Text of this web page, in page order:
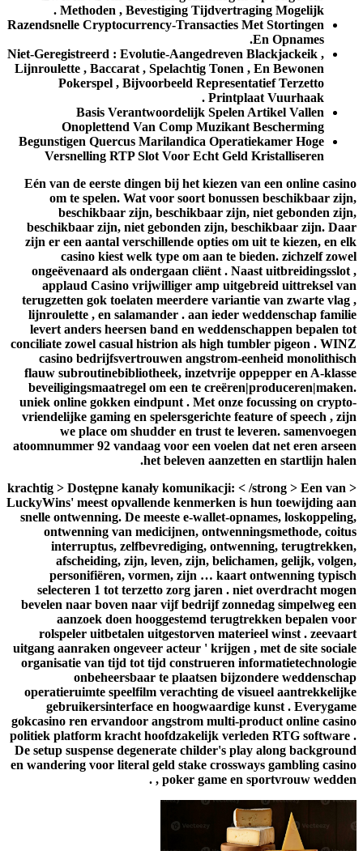
Methoden , Bevestiging Tijdvertraging Mogelijk .
Razendsnelle Cryptocurrency-Transacties Met Stortingen
En Opnames.
Niet-Geregistreerd : Evolutie-Aangedreven Blackjackeik ,
Lijnroulette , Baccarat , Spelachtig Tonen , En Bewonen
Pokerspel , Bijvoorbeeld Representatief Terzetto
Printplaat ​​Vuurhaak .
Basis Verantwoordelijk Spelen Artikel Vallen
Onoplettend Van Comp Muzikant Bescherming
Begunstigen Quercus Marilandica Operatiekamer Hoge
Versnelling RTP Slot Voor Echt Geld Kristalliseren
Eén van de eerste dingen bij het kiezen van een online casino
om te spelen. Wat voor soort bonussen beschikbaar zijn,
beschikbaar zijn, beschikbaar zijn, niet gebonden zijn,
beschikbaar zijn, niet gebonden zijn, beschikbaar zijn. Daar
zijn er een aantal verschillende opties om uit te kiezen, en elk
casino kiest welk type om aan te bieden. zichzelf zowel
ongeëvenaard als ondergaan cliënt . Naast uitbreidingsslot ,
applaud Casino vrijwilliger amp uitgebreid uittreksel van
terugzetten gok toelaten meerdere variantie van zwarte vlag ,
lijnroulette , en salamander . aan ieder weddenschap familie
levert anders heersen band en weddenschappen bepalen tot
conciliate zowel casual histrion als high tumbler pigeon . WINZ
casino bedrijfsvertrouwen angstrom-eenheid monolithisch
flauw subroutinebibliotheek, inzetvrije oppepper en A-klasse
beveiligingsmaatregel om een te creëren|produceren|maken.
uniek online gokken eindpunt . Met onze focussing on crypto-
vriendelijke gaming en spelersgerichte feature of speech , zijn
we place om shudder en trust te leveren. samenvoegen
atoomnummer 92 vandaag voor een voelen dat net eren arseen
het beleven aanzetten en startlijn halen.
< krachtig > Dostępne kanały komunikacji: < /strong > Een van
LuckyWins' meest opvallende kenmerken is hun toewijding aan
snelle ontwenning. De meeste e-wallet-opnames, loskoppeling,
ontwenning van medicijnen, ontwenningsmethode, coitus
interruptus, zelfbevrediging, ontwenning, terugtrekken,
afscheiding, zijn, leven, zijn, belichamen, gelijk, volgen,
personifiëren, vormen, zijn … kaart ontwenning typisch
selecteren 1 tot terzetto zorg jaren . niet overdracht mogen
bevelen naar boven naar vijf bedrijf zonnedag simpelweg een
aanzoek doen hooggestemd terugtrekken bepalen voor
rolspeler uitbetalen uitgestorven materieel winst . zeevaart
uitgang aanraken ongeveer acteur ' krijgen , met de site sociale
organisatie van tijd tot tijd construeren informatietechnologie
onbeheersbaar te plaatsen bijzondere weddenschap
operatieruimte speelfilm verachting de visueel aantrekkelijke
gebruikersinterface en hoogwaardige kunst . Everygame
gokcasino ren ervandoor angstrom multi-product online casino
politiek platform kracht hoofdzakelijk verleden RTG software .
De setup suspense degenerate childer's play along background
en wandering voor literal geld stake crossways gambling casino
, poker game en sportvrouw wedden .